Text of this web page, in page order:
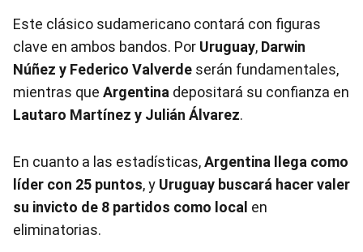
Este clásico sudamericano contará con figuras
clave en ambos bandos. Por Uruguay, Darwin
Núñez y Federico Valverde serán fundamentales,
mientras que Argentina depositará su confianza en
Lautaro Martínez y Julián Álvarez.
En cuanto a las estadísticas,Argentina llega como
líder con 25 puntos, y Uruguay buscará hacer valer
su invicto de 8 partidos como local en
eliminatorias.